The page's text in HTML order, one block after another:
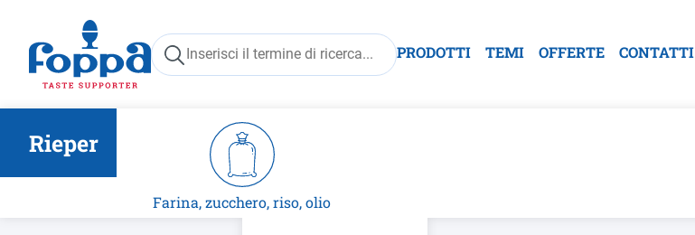
Passa alla navigazione principale
PRODOTTI TEMI OFFERTE CONTATTI
Rieper
Farina, zucchero, riso, olio